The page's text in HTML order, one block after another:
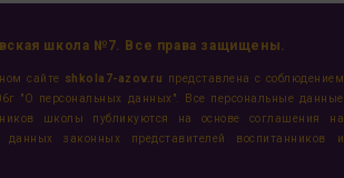
школа №7. Все права защищены.
сайте shkola7-azov.ru
представлена с соблюдением
"О персональных данных". Все персональные данные
школы публикуются на основе соглашения на
данных законных представителей воспитанников и